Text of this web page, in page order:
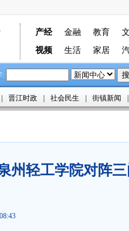
产经 金融 教育
视频
生活 家居
:
晋江时政 社会民生 街镇新闻
州轻工学院对阵三